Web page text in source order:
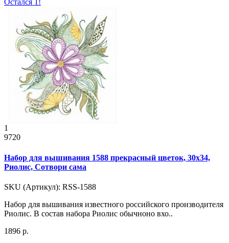
Остался 1!
1
9720
Набор для вышивания 1588 прекрасный цветок, 30x34,
Риолис, Сотвори сама
SKU (Артикул): RSS-1588
Набор для вышивания известного российского производителя
Риолис. В состав набора Риолис обычноно вхо..
1896 р.